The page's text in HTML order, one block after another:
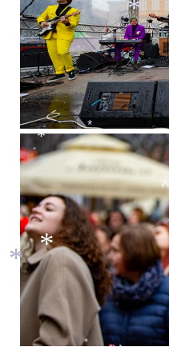
*
*
*
*
*
*
*